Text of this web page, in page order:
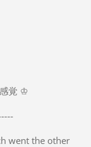
覚 ♔
went the other